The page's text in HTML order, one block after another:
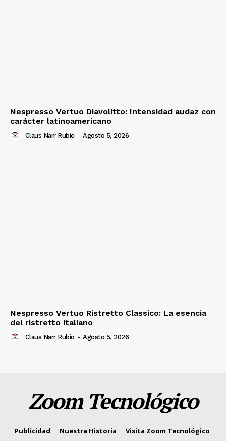
Nespresso Vertuo Diavolitto: Intensidad audaz con
carácter latinoamericano
Claus Narr Rubio - Agosto 5, 2026
Nespresso Vertuo Ristretto Classico: La esencia
del ristretto italiano
Claus Narr Rubio - Agosto 5, 2026
Zoom Tecnológico
Publicidad Nuestra Historia Visita Zoom Tecnológico